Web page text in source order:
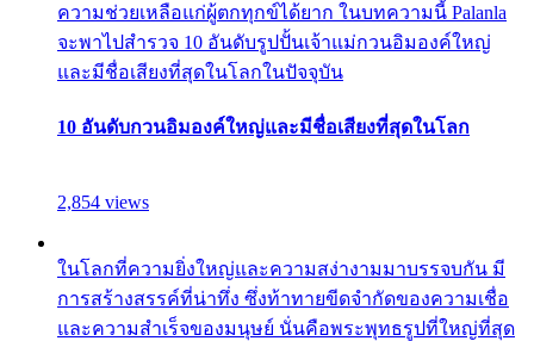
ความช่วยเหลือแก่ผู้ตกทุกข์ได้ยาก ในบทความนี้ Palanla
จะพาไปสำรวจ 10 อันดับรูปปั้นเจ้าแม่กวนอิมองค์ใหญ่
และมีชื่อเสียงที่สุดในโลกในปัจจุบัน
10 อันดับกวนอิมองค์ใหญ่และมีชื่อเสียงที่สุดในโลก
2,854 views
ในโลกที่ความยิ่งใหญ่และความสง่างามมาบรรจบกัน มี
การสร้างสรรค์ที่น่าทึ่ง ซึ่งท้าทายขีดจำกัดของความเชื่อ
และความสำเร็จของมนุษย์ นั่นคือพระพุทธรูปที่ใหญ่ที่สุด